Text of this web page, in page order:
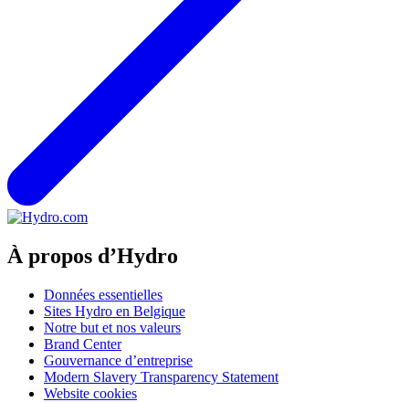
À propos d’Hydro
Données essentielles
Sites Hydro en Belgique
Notre but et nos valeurs
Brand Center
Gouvernance d’entreprise
Modern Slavery Transparency Statement
Website cookies